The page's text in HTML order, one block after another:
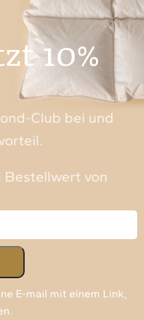
10%
Club bei und
Bestellwert von
E-mail mit einem Link,